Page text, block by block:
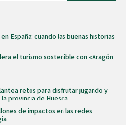
España: cuando las buenas historias
el turismo sostenible con «Aragón
retos para disfrutar jugando y
provincia de Huesca
de impactos en las redes